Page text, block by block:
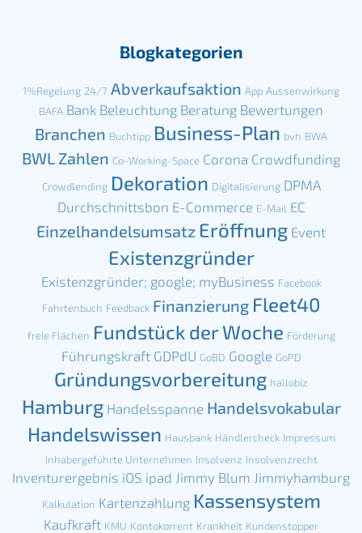
Blogkategorien
1%Regelung 24/7 Abverkaufsaktion App Aussenwirkung
BAFA Bank Beleuchtung Beratung Bewertungen
Branchen Buchtipp Business-Plan bvh BWA
BWL Zahlen Co-Working-Space Corona Crowdfunding
Crowdlending Dekoration Digitalisierung DPMA
Durchschnittsbon E-Commerce E-Mail EC
Einzelhandelsumsatz Eröffnung Event
Existenzgründer
Existenzgründer; google; myBusiness Facebook
Fahrtenbuch Feedback Finanzierung Fleet40
freie Flächen Fundstück der Woche Förderung
Führungskraft GDPdU GoBD Google GoPD
Gründungsvorbereitung hallobiz
Hamburg Handelsspanne Handelsvokabular
Handelswissen Hausbank Händlercheck Impressum
inhabergeführte Unternehmen Insolvenz Insolvenzrecht
Inventurergebnis iOS ipad Jimmy Blum Jimmyhamburg
Kalkulation Kartenzahlung Kassensystem
Kaufkraft KMU Kontokorrent Krankheit Kundenstopper